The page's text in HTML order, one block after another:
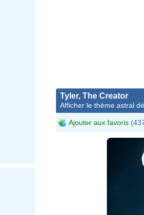
Tyler, The Creator
Afficher le thème astral
Ajouter aux favoris